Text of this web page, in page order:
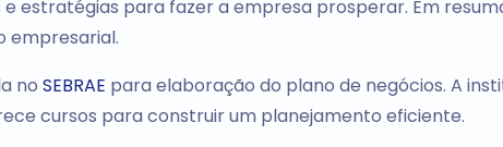
estratégias para fazer a empresa prosperar. Em
empresarial.
no SEBRAE para elaboração do plano de negócios. A
cursos para construir um planejamento eficiente.